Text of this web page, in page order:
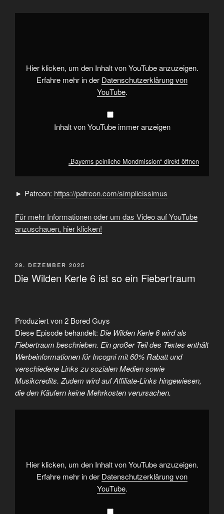
„Bayerns
Hier klicken, um den Inhalt von YouTube anzuzeigen.
Erfahre mehr in der Datenschutzerklärung von
YouTube.
Inhalt von YouTube immer anzeigen
„Bayerns peinliche Mondmission“ direkt öffnen
► Patreon: https://patreon.com/simplicissimus
Für mehr Informationen oder um das Video auf YouTube
anzuschauen, hier klicken!
VERÖFFENTLICHT
AM
29. DEZEMBER 2025
Die Wilden Kerle 6 ist so ein Fiebertraum
Produziert von 2 Bored Guys
Diese Episode behandelt: Die Wilden Kerle 6 wird als
Fiebertraum beschrieben. Ein großer Teil des Textes enthält
Werbeinformationen für Incogni mit 60% Rabatt und
verschiedene Links zu sozialen Medien sowie
Musikcredits. Zudem wird auf Affiliate-Links hingewiesen,
die den Käufern keine Mehrkosten verursachen.
„Die
Fiebertraum“
von
YouTube
anzeigen
Hier klicken, um den Inhalt von YouTube anzuzeigen.
Erfahre mehr in der Datenschutzerklärung von
YouTube.